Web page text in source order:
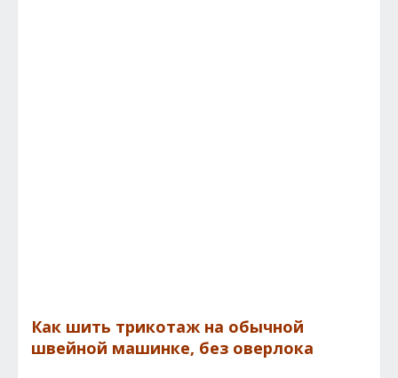
Как шить трикотаж на обычной
швейной машинке, без оверлока